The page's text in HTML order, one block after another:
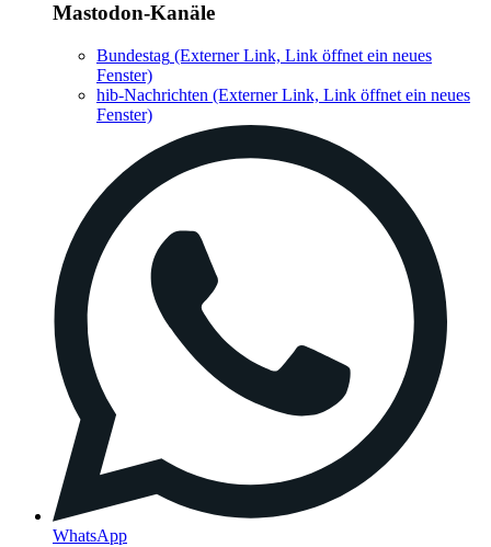
Mastodon-Kanäle
Bundestag (Externer Link, Link öffnet ein neues
Fenster)
hib-Nachrichten (Externer Link, Link öffnet ein neues
Fenster)
WhatsApp